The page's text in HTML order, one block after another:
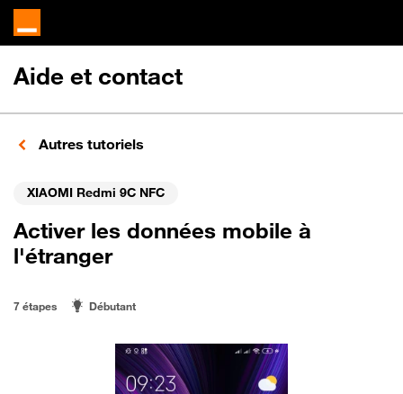
Aide et contact
Autres tutoriels
XIAOMI Redmi 9C NFC
Activer les données mobile à
l'étranger
7 étapes Débutant